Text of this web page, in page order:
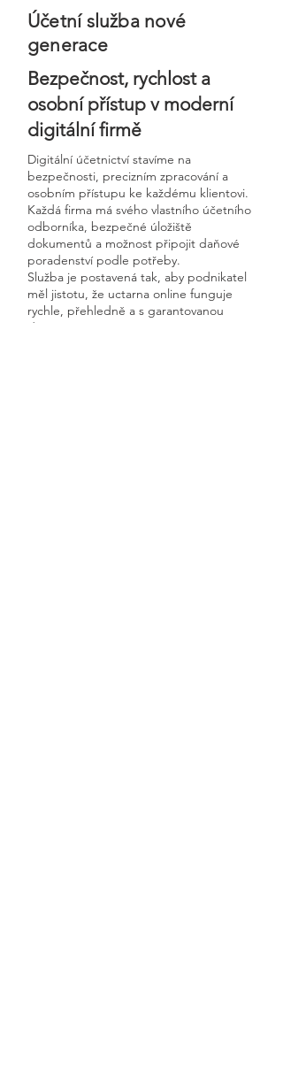
Účetní služba nové
generace
Bezpečnost, rychlost a
osobní přístup v moderní
digitální firmě
Digitální účetnictví stavíme na
bezpečnosti, precizním zpracování a
osobním přístupu ke každému klientovi.
Každá firma má svého vlastního účetního
odborníka, bezpečné úložiště
dokumentů a možnost připojit daňové
poradenství podle potřeby.
Služba je postavená tak, aby podnikatel
měl jistotu, že uctarna online funguje
rychle, přehledně a s garantovanou
dostupností.